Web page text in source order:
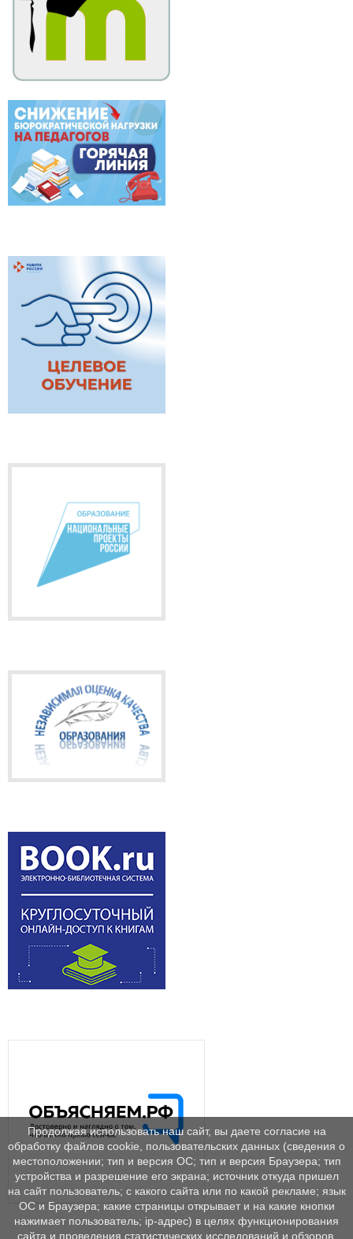
Продолжая использовать наш сайт, вы даете согласие на
обработку файлов cookie, пользовательских данных (сведения о
местоположении; тип и версия ОС; тип и версия Браузера; тип
устройства и разрешение его экрана; источник откуда пришел
на сайт пользователь; с какого сайта или по какой рекламе; язык
ОС и Браузера; какие страницы открывает и на какие кнопки
нажимает пользователь; ip-адрес) в целях функционирования
сайта и проведения статистических исследований и обзоров.